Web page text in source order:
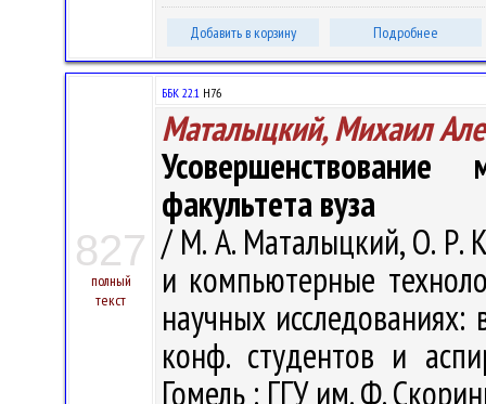
Добавить в корзину Подробнее
827
полный
текст
ББК 22.1 H76
Маталыцкий, Михаил
факультета вуза
/ М. А. Маталыцкий, О. Р.
и компьютерные
научных
конф. студентов и
Гомель : ГГУ им. Ф.